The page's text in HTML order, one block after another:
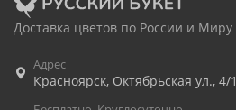
Доставка цветов по России и Миру
Адрес
Красноярск, Октябрьская ул., 4/1